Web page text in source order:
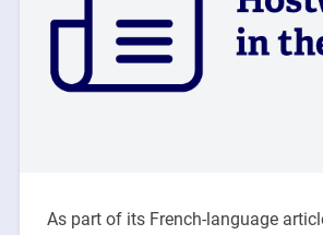
As part of its French-language